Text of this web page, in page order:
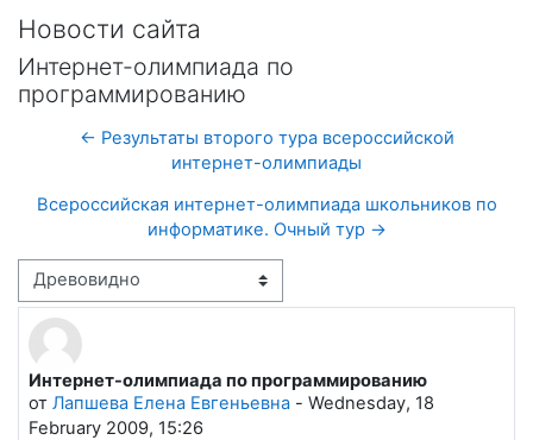
Новости сайта
Интернет-олимпиада по
программированию
← Результаты второго тура всероссийской
интернет-олимпиады
Всероссийская интернет-олимпиада школьников по
информатике. Очный тур →
Режим отображения
Интернет-олимпиада по программированию
от Лапшева Елена Евгеньевна - Wednesday, 18
February 2009, 15:26
Количество ответов: 0